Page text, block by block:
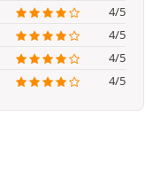
4/5
4/5
4/5
4/5